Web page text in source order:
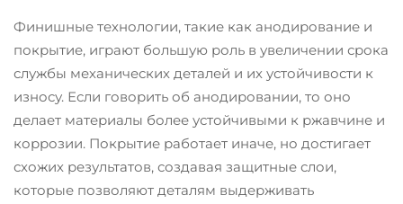
Финишные технологии, такие как анодирование и
покрытие, играют большую роль в увеличении срока
службы механических деталей и их устойчивости к
износу. Если говорить об анодировании, то оно
делает материалы более устойчивыми к ржавчине и
коррозии. Покрытие работает иначе, но достигает
схожих результатов, создавая защитные слои,
которые позволяют деталям выдерживать